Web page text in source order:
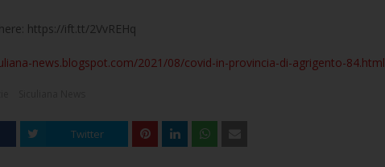
https://ift.tt/2VvREHq
news.blogspot.com/2021/08/covid-in-provincia-di-agrigento-84.html
Twitter